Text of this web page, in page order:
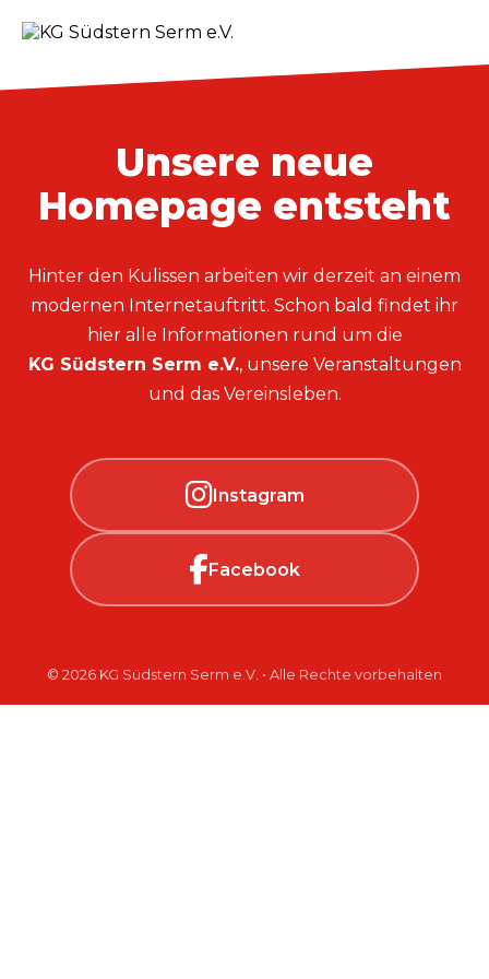
Unsere neue
Homepage entsteht
Hinter den Kulissen arbeiten wir derzeit an einem
modernen Internetauftritt. Schon bald findet ihr
hier alle Informationen rund um die
KG Südstern Serm e.V., unsere Veranstaltungen
und das Vereinsleben.
Instagram
Facebook
© 2026 KG Südstern Serm e.V. • Alle Rechte vorbehalten